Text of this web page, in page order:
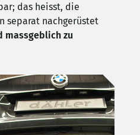
das heisst, die
separat nachgerüstet
massgeblich zu